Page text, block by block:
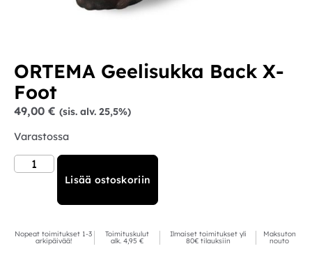
ORTEMA Geelisukka Back X-
Foot
49,00 € (sis. alv. 25,5%)
Varastossa
Lisää ostoskoriin
Nopeat toimitukset 1-3
arkipäivää!
Toimituskulut
alk. 4,95 €
Ilmaiset toimitukset yli
80€ tilauksiin
Maksuton
nouto